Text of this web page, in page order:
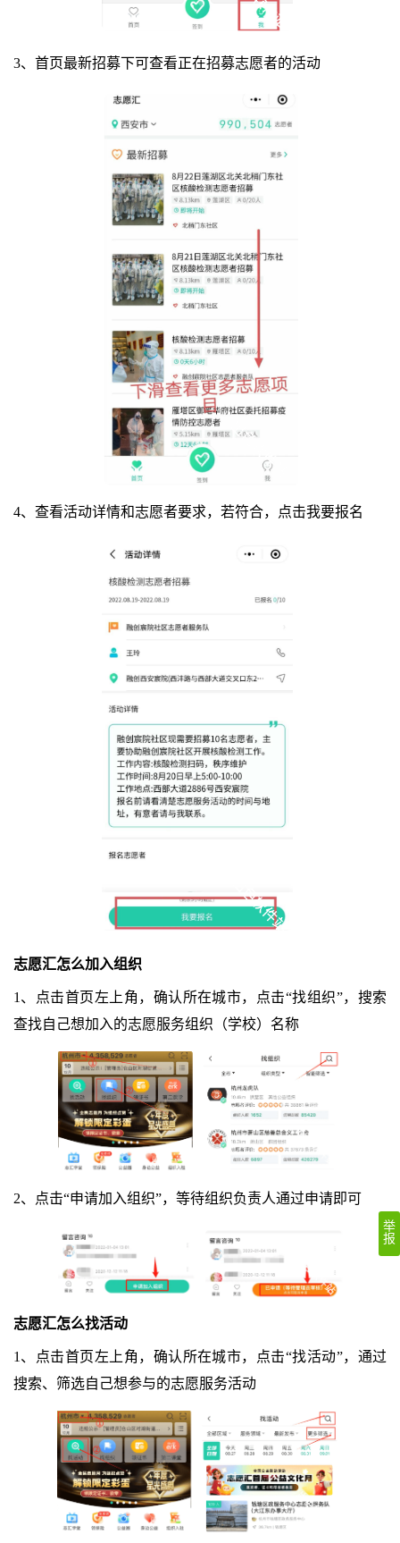
3、首页最新招募下可查看正在招募志愿者的活动
4、查看活动详情和志愿者要求，若符合，点击我要报名
志愿汇怎么加入组织
1、点击首页左上角，确认所在城市，点击“找组织”，搜索
查找自己想加入的志愿服务组织（学校）名称
2、点击“申请加入组织”，等待组织负责人通过申请即可
志愿汇怎么找活动
1、点击首页左上角，确认所在城市，点击“找活动”，通过
搜索、筛选自己想参与的志愿服务活动
举
报